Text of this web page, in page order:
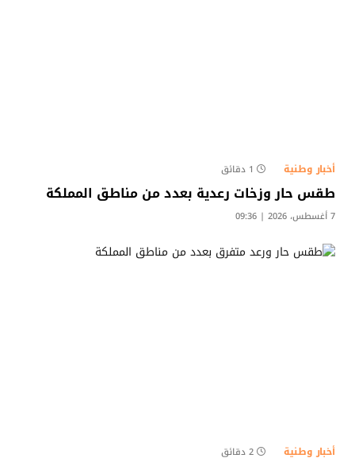
أخبار وطنية 1 دقائق
طقس حار وزخات رعدية بعدد من مناطق المملكة
7 أغسطس، 2026 | 09:36
أخبار وطنية 2 دقائق